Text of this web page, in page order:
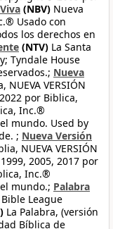
(NBV) Nueva
Usado con
los derechos en
(NTV) La Santa
Tyndale House
Nueva
NUEVA VERSIÓN
por Biblica,
Inc.®
mundo. Used by
; Nueva Versión
NUEVA VERSIÓN
2005, 2017 por
Inc.®
mundo.; Palabra
League
La Palabra, (versión
Bíblica de